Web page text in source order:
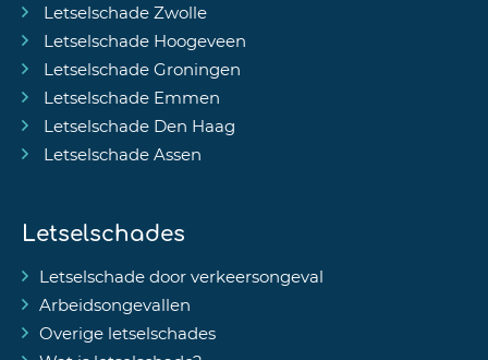
Letselschade Zwolle
Letselschade Hoogeveen
Letselschade Groningen
Letselschade Emmen
Letselschade Den Haag
Letselschade Assen
Letselschades
Letselschade door verkeersongeval
Arbeidsongevallen
Overige letselschades